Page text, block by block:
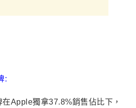
:
Apple獨拿37.8%銷售佔比下，